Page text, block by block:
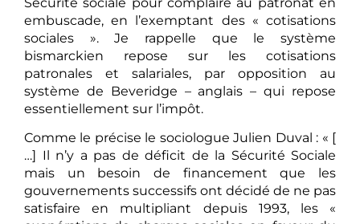
Sécurité sociale pour complaire au patronat en
embuscade, en l’exemptant des « cotisations
sociales ». Je rappelle que le système
bismarckien repose sur les cotisations
patronales et salariales, par opposition au
système de Beveridge – anglais – qui repose
essentiellement sur l’impôt.
Comme le précise le sociologue Julien Duval : « [
…] Il n’y a pas de déficit de la Sécurité Sociale
mais un besoin de financement que les
gouvernements successifs ont décidé de ne pas
satisfaire en multipliant depuis 1993, les «